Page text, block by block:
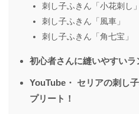
刺し子ふきん「小花刺し」
刺し子ふきん「風車」
刺し子ふきん「角七宝」
初心者さんに縫いやすいラ
YouTube・ セリアの刺し
プリート！